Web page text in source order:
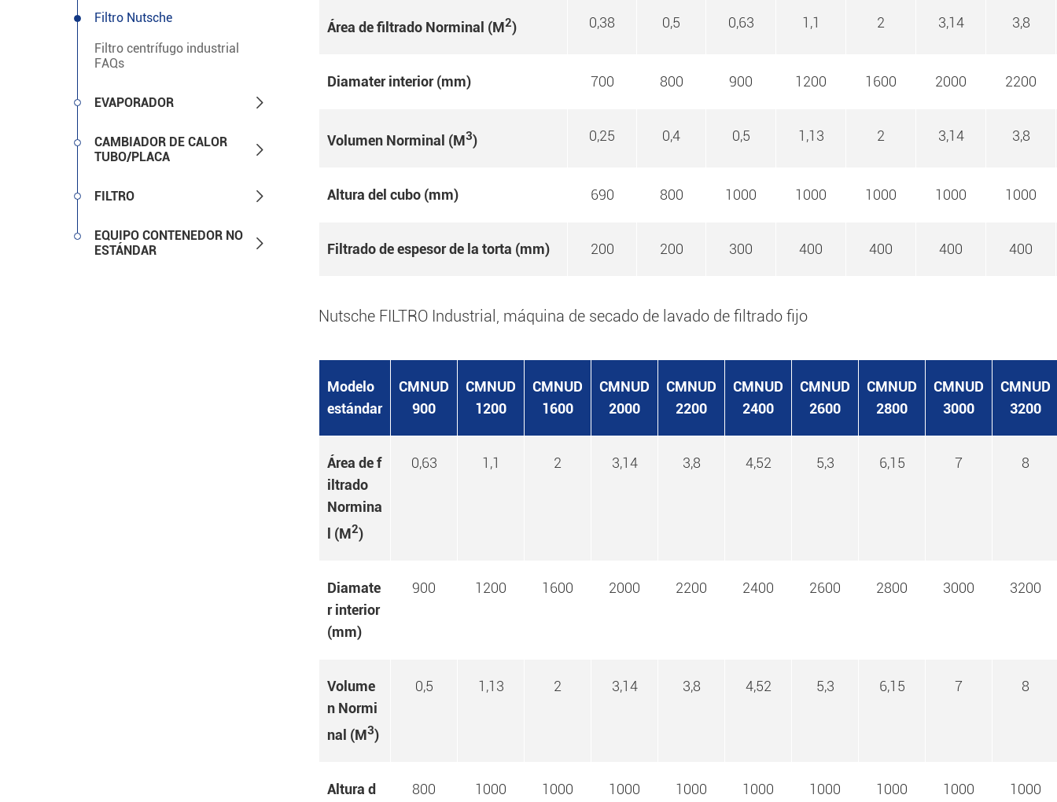
Filtro Nutsche
Filtro centrífugo industrial
FAQs
EVAPORADOR 
CAMBIADOR DE CALOR
TUBO/PLACA

FILTRO 
EQUIPO CONTENEDOR NO
ESTÁNDAR

Área de filtrado Norminal (M2) 0,38 0,5 0,63 1,1 2 3,14 3,8
Diamater interior (mm) 700 800 900 1200 1600 2000 2200
Volumen Norminal (M3) 0,25 0,4 0,5 1,13 2 3,14 3,8
Altura del cubo (mm) 690 800 1000 1000 1000 1000 1000
Filtrado de espesor de la torta (mm) 200 200 300 400 400 400 400
Nutsche FILTRO Industrial, máquina de secado de lavado de filtrado fijo
Modelo
estándar
CMNUD
900
CMNUD
1200
CMNUD
1600
CMNUD
2000
CMNUD
2200
CMNUD
2400
CMNUD
2600
CMNUD
2800
CMNUD
3000
CMNUD
3200
Área de f
iltrado
Normina
l (M2)
0,63 1,1 2 3,14 3,8 4,52 5,3 6,15 7 8
Diamate
r interior
(mm)
900 1200 1600 2000 2200 2400 2600 2800 3000 3200
Volume
n Normi
nal (M3)
0,5 1,13 2 3,14 3,8 4,52 5,3 6,15 7 8
Altura d
800 1000 1000 1000 1000 1000 1000 1000 1000 1000